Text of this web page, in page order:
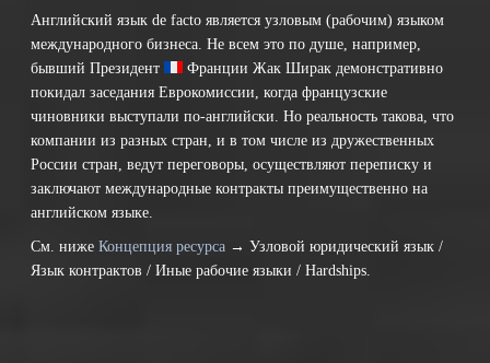
Английский язык de facto является узловым (рабочим) языком
международного бизнеса. Не всем это по душе, например,
бывший Президент
Франции Жак Ширак демонстративно
покидал заседания Еврокомиссии, когда французские
чиновники выступали по-английски. Но реальность такова, что
компании из разных стран, и в том числе из дружественных
России стран, ведут переговоры, осуществляют переписку и
заключают международные контракты преимущественно на
английском языке.
См. нижеКонцепция ресурса → Узловой юридический язык /
Язык контрактов / Иные рабочие языки / Hardships.